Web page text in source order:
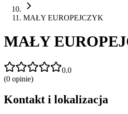
MAŁY EUROPEJCZYK
MAŁY
0.0
(0 opinie)
Kontakt i lokalizacja